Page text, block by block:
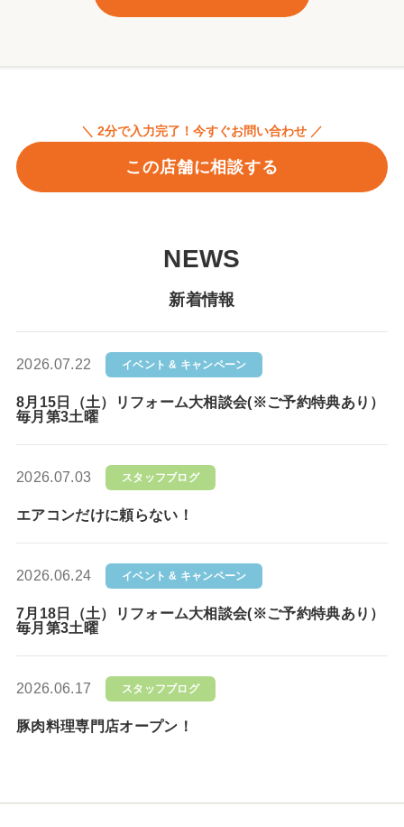
＼ 2分で入力完了！今すぐお問い合わせ ／
この店舗に相談する
NEWS
新着情報
2026.07.22 イベント & キャンペーン
8月15日（土）リフォーム大相談会(※ご予約特典あり）
毎月第3土曜
2026.07.03 スタッフブログ
エアコンだけに頼らない！
2026.06.24 イベント & キャンペーン
7月18日（土）リフォーム大相談会(※ご予約特典あり）
毎月第3土曜
2026.06.17 スタッフブログ
豚肉料理専門店オープン！